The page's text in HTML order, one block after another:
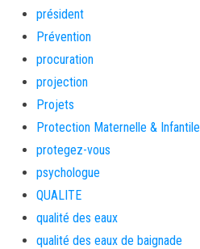
président
Prévention
procuration
projection
Projets
Protection Maternelle & Infantile
protegez-vous
psychologue
QUALITE
qualité des eaux
qualité des eaux de baignade